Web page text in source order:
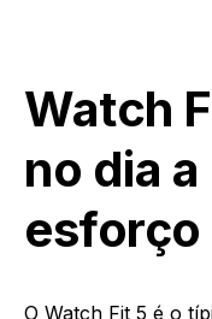
Watch
no dia
esforço
O Watch Fit 5 é o